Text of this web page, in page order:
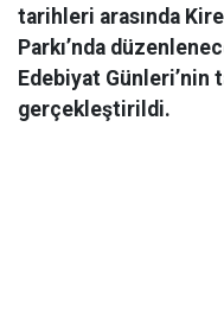
tarihleri arasında
Parkı’nda
Edebiyat Günleri’nin
gerçekleştirildi.